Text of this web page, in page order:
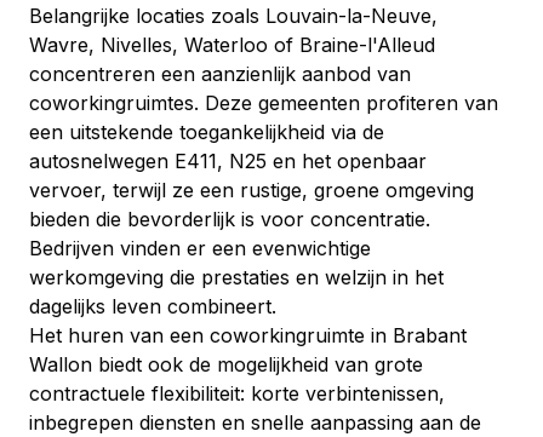
Belangrijke locaties zoals Louvain-la-Neuve,
Wavre, Nivelles, Waterloo of Braine-l'Alleud
concentreren een aanzienlijk aanbod van
coworkingruimtes. Deze gemeenten profiteren van
een uitstekende toegankelijkheid via de
autosnelwegen E411, N25 en het openbaar
vervoer, terwijl ze een rustige, groene omgeving
bieden die bevorderlijk is voor concentratie.
Bedrijven vinden er een evenwichtige
werkomgeving die prestaties en welzijn in het
dagelijks leven combineert.
Het huren van een coworkingruimte in Brabant
Wallon biedt ook de mogelijkheid van grote
contractuele flexibiliteit: korte verbintenissen,
inbegrepen diensten en snelle aanpassing aan de